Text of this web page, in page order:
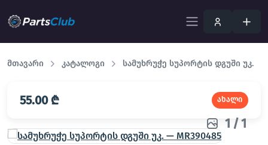
მთავარი კატალოგი სამუხრუჭე სუპორტის დგუში უკ.
55.00 ₾ ახალი
1 /1